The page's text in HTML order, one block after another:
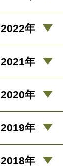
2022年
2021年
2020年
2019年
2018年